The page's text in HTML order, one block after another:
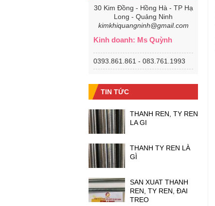
30 Kim Đồng - Hồng Hà - TP Hạ
Long - Quảng Ninh
kimkhiquangninh@gmail.com
Kinh doanh: Ms Quỳnh
0393.861.861 - 083.761.1993
TIN TỨC
THANH REN, TY REN
LA GI
THANH TY REN LÀ
GÌ
SAN XUAT THANH
REN, TY REN, ĐAI
TREO